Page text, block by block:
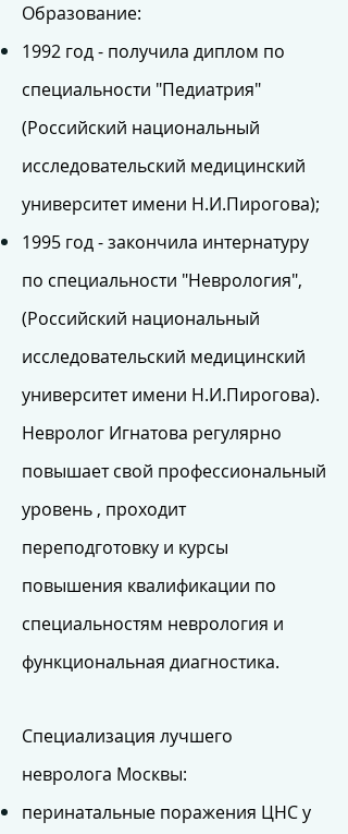
Образование:
1992 год - получила диплом по
специальности "Педиатрия"
(Российский национальный
исследовательский медицинский
университет имени Н.И.Пирогова);
1995 год - закончила интернатуру
по специальности "Неврология",
(Российский национальный
исследовательский медицинский
университет имени Н.И.Пирогова).
Невролог Игнатова регулярно
повышает свой профессиональный
уровень , проходит
переподготовку и курсы
повышения квалификации по
специальностям неврология и
функциональная диагностика.
Специализация лучшего
невролога Москвы:
перинатальные поражения ЦНС у